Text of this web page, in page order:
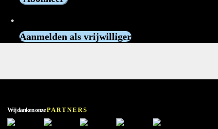
Aanmelden als vrijwilliger
Wij danken onzePARTNERS